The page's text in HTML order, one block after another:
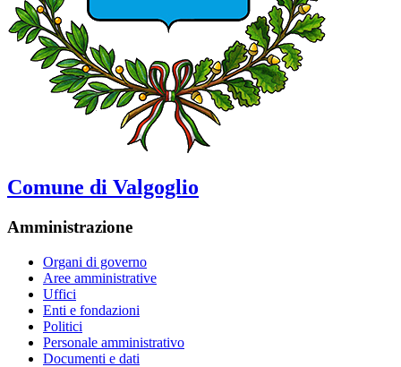
Comune di Valgoglio
Amministrazione
Organi di governo
Aree amministrative
Uffici
Enti e fondazioni
Politici
Personale amministrativo
Documenti e dati